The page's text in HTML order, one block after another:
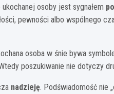
osoby jest sygnałem
pewności albo wspólnego
osoba w śnie bywa
poszukiwanie nie dotyczy
nadzieję. Podświadomość nie